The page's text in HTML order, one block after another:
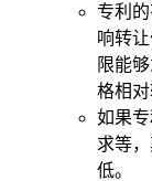
专利
响转
限能
格相对
如果
求等
低。